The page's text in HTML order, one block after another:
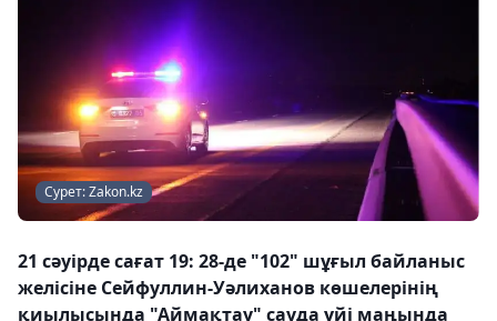
Сурет: Zakon.kz
21 сәуірде сағат 19: 28-де "102" шұғыл байланыс
желісіне Сейфуллин-Уәлиханов көшелерінің
қиылысында "Аймақтау" сауда үйі маңында